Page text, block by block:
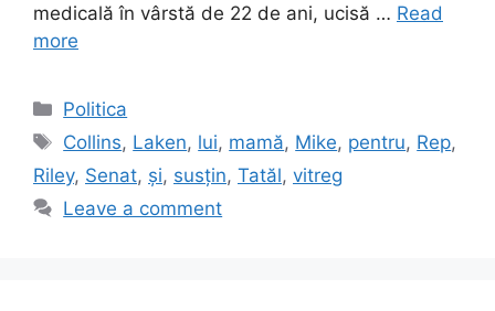
medicală în vârstă de 22 de ani, ucisă … Read
more
Categories
Politica
Tags
Collins, Laken, lui, mamă, Mike, pentru, Rep,
Riley, Senat, și, susțin, Tatăl, vitreg
Leave a comment